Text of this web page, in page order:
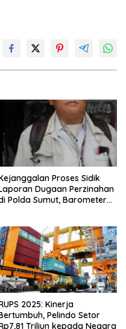
Proses Sidik
Dugaan Perzinahan
Polda Sumut, Barometer
2025: Kinerja
Pelindo Setor
Triliun kepada Negara